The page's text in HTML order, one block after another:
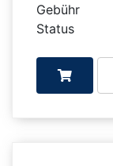
Gebühr
Status